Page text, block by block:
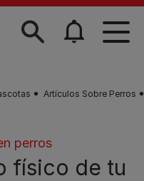
Artículos Sobre Perros
perros
físico de tu